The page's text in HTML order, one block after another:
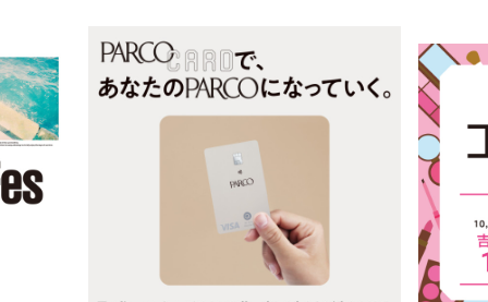
レストラン・カフェ
TAX FREE
PARCOメンバーズ
ภาษาไทย
日本語